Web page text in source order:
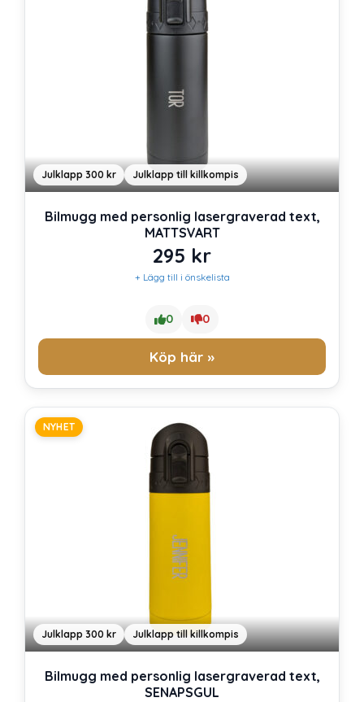
Julklapp 300 kr Julklapp till killkompis
Bilmugg med personlig lasergraverad text,
MATTSVART
295 kr
+ Lägg till i önskelista
0 0
Köp här »
NYHET
Julklapp 300 kr Julklapp till killkompis
Bilmugg med personlig lasergraverad text,
SENAPSGUL